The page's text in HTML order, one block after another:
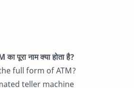
पूरा नाम क्या होता है?
full form of ATM?
teller machine